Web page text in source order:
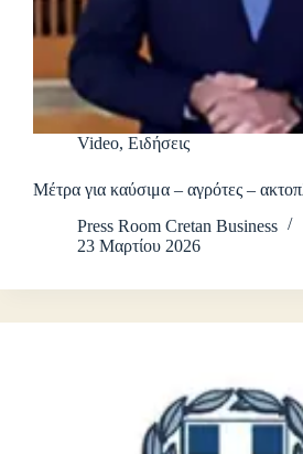
Video, Ειδήσεις
Μέτρα για καύσιμα – αγρότες –
Press Room Cretan Business
23 Μαρτίου 2026